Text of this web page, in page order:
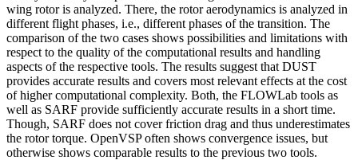
wing rotor is analyzed. There, the rotor aerodynamics is analyzed in
different flight phases, i.e., different phases of the transition. The
comparison of the two cases shows possibilities and limitations with
respect to the quality of the computational results and handling
aspects of the respective tools. The results suggest that DUST
provides accurate results and covers most relevant effects at the cost
of higher computational complexity. Both, the FLOWLab tools as
well as SARF provide sufficiently accurate results in a short time.
Though, SARF does not cover friction drag and thus underestimates
the rotor torque. OpenVSP often shows convergence issues, but
otherwise shows comparable results to the previous two tools.